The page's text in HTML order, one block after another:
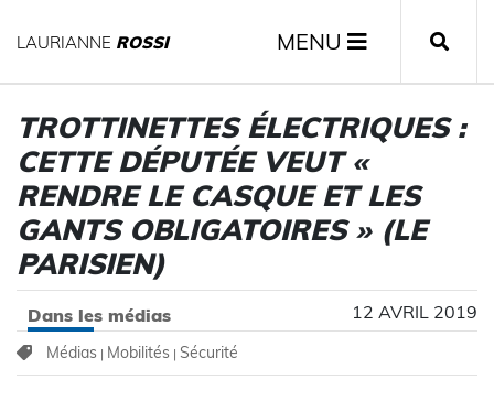
LAURIANNE ROSSI MENU
TROTTINETTES ÉLECTRIQUES :
CETTE DÉPUTÉE VEUT «
RENDRE LE CASQUE ET LES
GANTS OBLIGATOIRES » (LE
PARISIEN)
Dans les médias 12 AVRIL 2019
Médias | Mobilités | Sécurité